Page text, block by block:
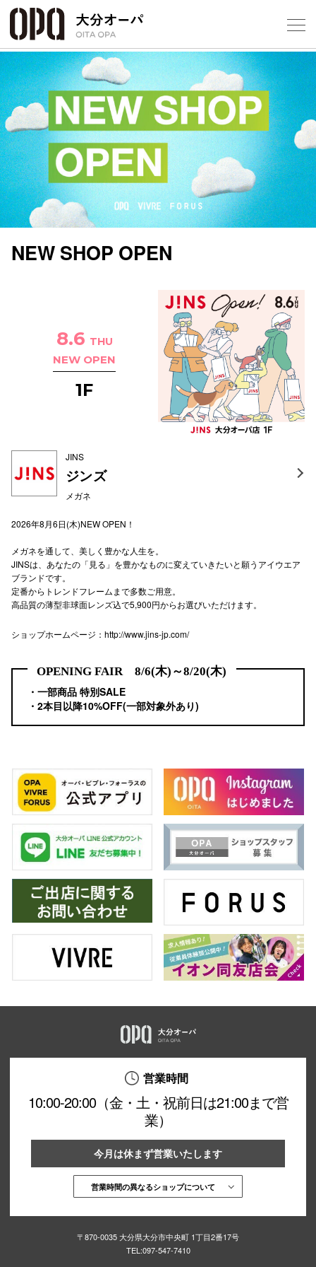
NEW SHOP OPEN
8.6 THU
NEW OPEN
1F
JINS
ジンズ
メガネ
2026年8月6日(木)NEW OPEN！
メガネを通して、美しく豊かな人生を。
JINSは、あなたの「見る」を豊かなものに変えていきたいと願うアイウエア
ブランドです。
定番からトレンドフレームまで多数ご用意。
高品質の薄型非球面レンズ込で5,900円からお選びいただけます。
ショップホームページ： http://www.jins-jp.com/
OPENING FAIR 8/6(木)～8/20(木)
・一部商品 特別SALE
・2本目以降10%OFF(一部対象外あり)
営業時間
10:00-20:00（金・土・祝前日は21:00まで営
業）
今月は休まず営業いたします
営業時間の異なるショップについて
〒870-0035 大分県大分市中央町 1丁目2番17号
TEL:097-547-7410
フロア
ショッ
レスト
アクセ
スタッ
電話で
公式SNS
企業情報
ソーシャル
那覇オ